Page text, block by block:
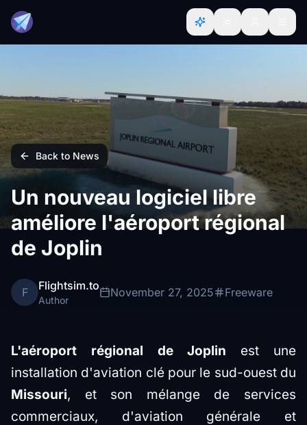
Back to News
Un nouveau logiciel libre
améliore l'aéroport régional
de Joplin
F Flightsim.to
Author
November 27, 2025 Freeware
L'aéroport régional de Joplin est une
installation d'aviation clé pour le sud-ouest du
Missouri, et son mélange de services
commerciaux, d'aviation générale et